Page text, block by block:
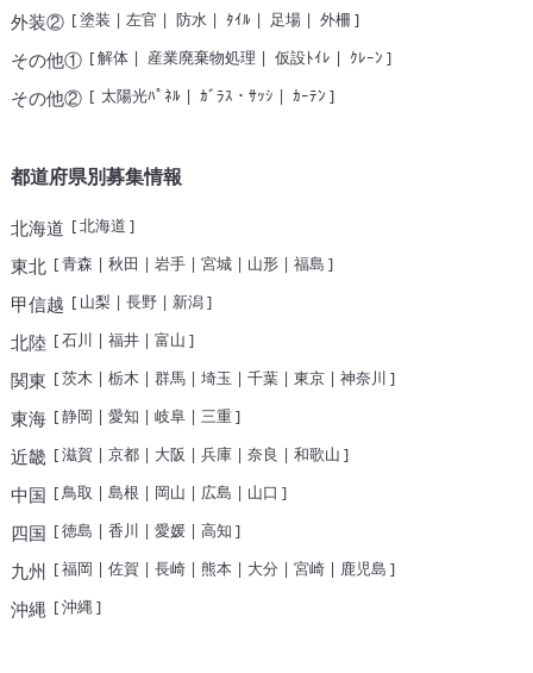
外装②[塗装 | 左官 | 防水| ﾀｲﾙ | 足場| 外柵 ]
その他①[解体| 産業廃棄物処理 | 仮設ﾄｲﾚ | ｸﾚｰﾝ ]
その他②[ 太陽光ﾊﾟﾈﾙ | ｶﾞﾗｽ・ｻｯｼ | ｶｰﾃﾝ ]
都道府県別募集情報
北海道 [北海道 ]
東北 [青森 | 秋田 | 岩手| 宮城| 山形| 福島 ]
甲信越 [ 山梨 | 長野| 新潟]
北陸 [石川 | 福井| 富山 ]
関東 [茨木 | 栃木 | 群馬| 埼玉 | 千葉| 東京| 神奈川 ]
東海[静岡 | 愛知 | 岐阜| 三重]
近畿[滋賀 | 京都| 大阪 | 兵庫| 奈良 | 和歌山 ]
中国 [鳥取 | 島根 | 岡山 | 広島 | 山口 ]
四国 [徳島 | 香川 | 愛媛| 高知 ]
九州 [福岡 | 佐賀 | 長崎| 熊本| 大分 | 宮崎| 鹿児島 ]
沖縄 [沖縄]